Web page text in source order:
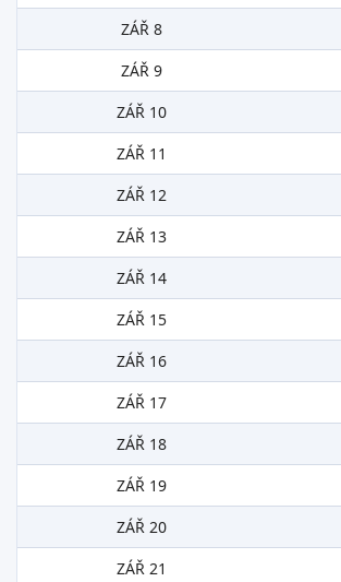
ZÁŘ 8
ZÁŘ 9
ZÁŘ 10
ZÁŘ 11
ZÁŘ 12
ZÁŘ 13
ZÁŘ 14
ZÁŘ 15
ZÁŘ 16
ZÁŘ 17
ZÁŘ 18
ZÁŘ 19
ZÁŘ 20
ZÁŘ 21